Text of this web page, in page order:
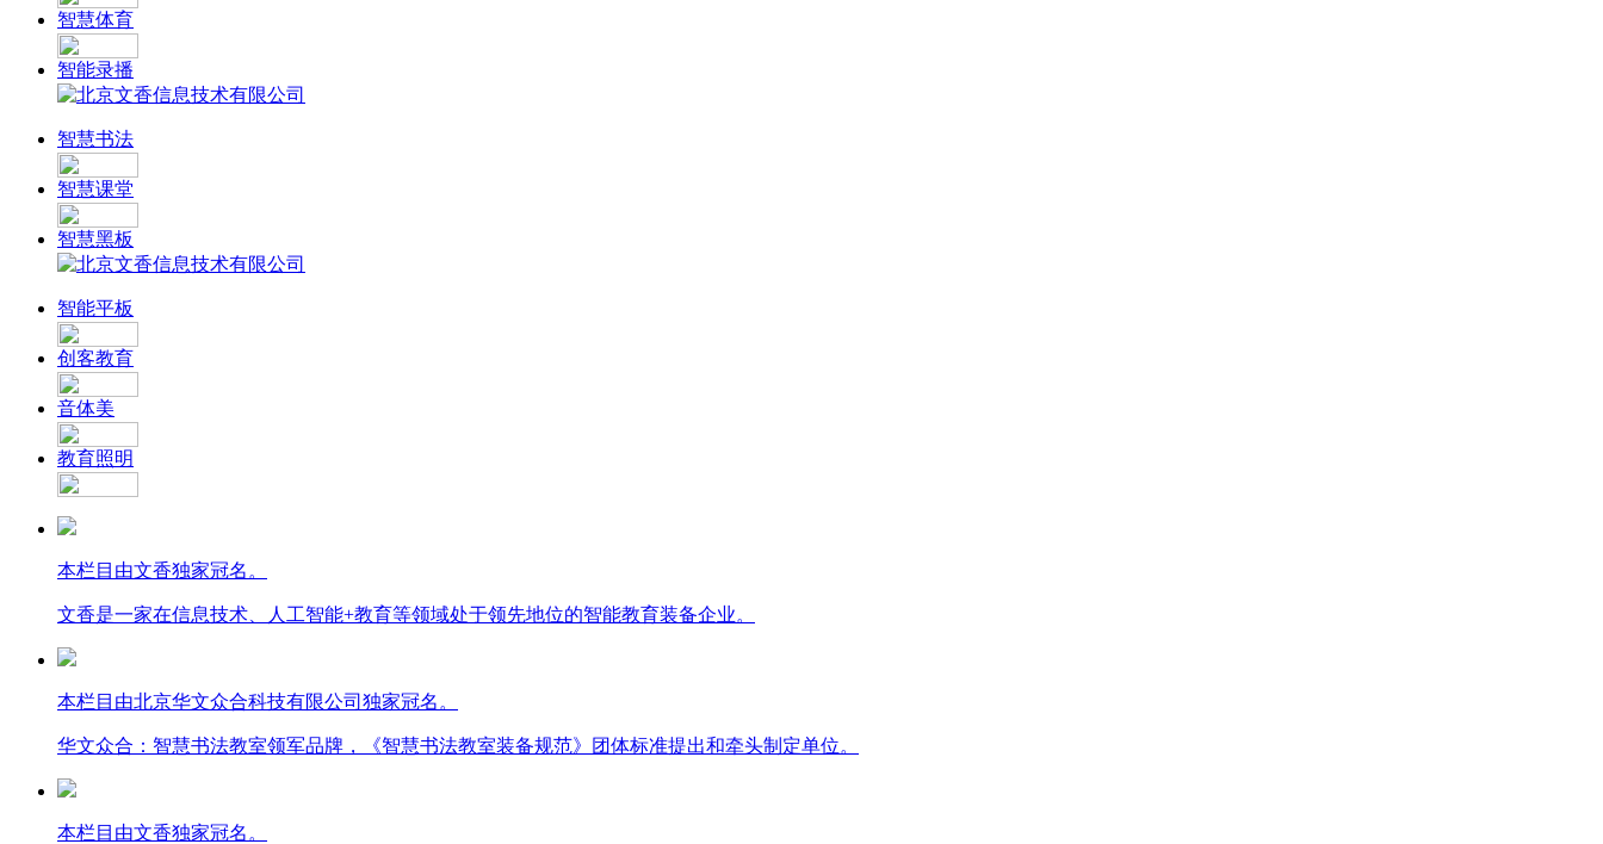
智慧体育
智能录播
智慧书法
智慧课堂
智慧黑板
智能平板
创客教育
音体美
教育照明
本栏目由文香独家冠名。
文香是一家在信息技术、人工智能+教育等领域处于领先地位的智能教育装备企业。
本栏目由北京华文众合科技有限公司独家冠名。
华文众合：智慧书法教室领军品牌，《智慧书法教室装备规范》团体标准提出和牵头制定单位。
本栏目由文香独家冠名。